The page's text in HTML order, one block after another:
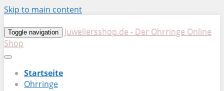
Skip to main content
Toggle navigation
Juweliersshop.de - Der Ohrringe Online
Shop
Startseite
Ohrringe